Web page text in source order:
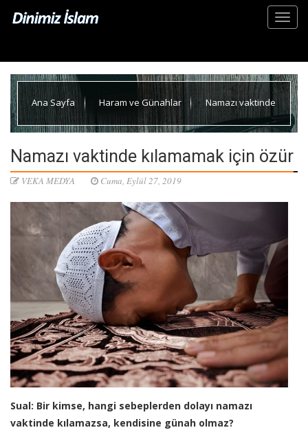
Ana Sayfa Haram ve Günahlar Namazı vaktinde
Namazı vaktinde kılamamak için özür
VEKA MEDYA Cuma, Eylül 27, 2019
Sual: Bir kimse, hangi sebeplerden dolayı namazı
vaktinde kılamazsa, kendisine günah olmaz?